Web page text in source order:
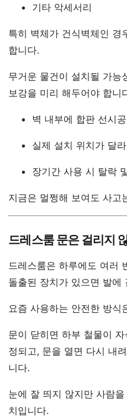
기타 악세서리
특히 벽체가 건식벽체인 경
합니다.
무거운 물건이 설치될 가능
보강을 미리 해두어야 합니
벽 내부에 합판 선시공
실제 설치 위치가 달
장기간 사용 시 탈락
지금은 멀쩡해 보여도 사고
드레스룸 문은 걸리지
드레스룸은 하루에도 여러
돌출된 장치가 있으면 발에
요즘 사용하는 안전한 방식
문이 닫히면 하부 철물이
정되고, 문을 열면 다시 내
니다.
눈에 잘 띄지 않지만 사람
치입니다.